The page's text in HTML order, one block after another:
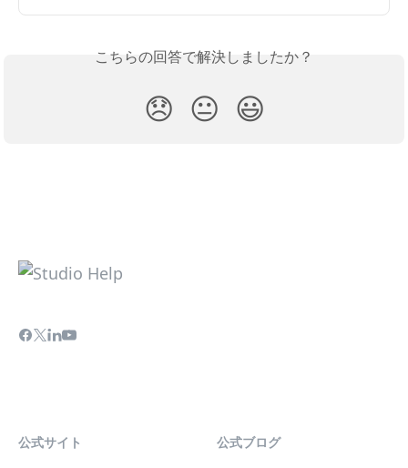
こちらの回答で解決しましたか？
😞 😐 😃
公式サイト 公式ブログ